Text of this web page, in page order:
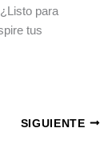
para
tus
SIGUIENTE